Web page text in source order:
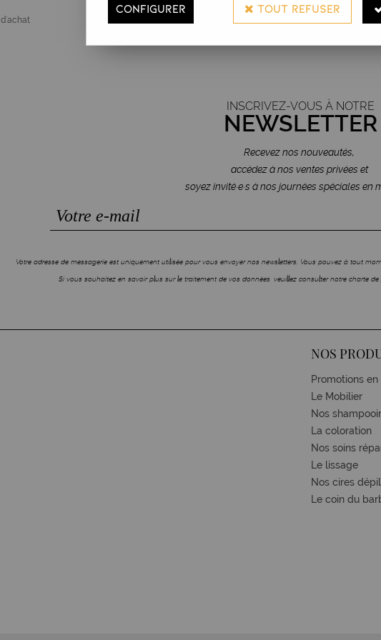
d'achat
INSCRIVEZ-VOUS À NOTRE
NEWSLETTER
Recevez nos nouveautés,
accédez à nos ventes privées et
soyez invité·e·s à nos journées spéciales en
Votre adresse de messagerie est uniquement utilisée pour vous envoyer nos newsletters. Vous pouvez à tout
Si vous souhaitez en savoir plus sur le traitement de vos données, veuillez consulter notre charte
NOS
Promotions en
Le Mobilier
Nos
La coloration
Nos soins
Le lissage
Nos cires
Le coin du
CONFIGURER TOUT REFUSER